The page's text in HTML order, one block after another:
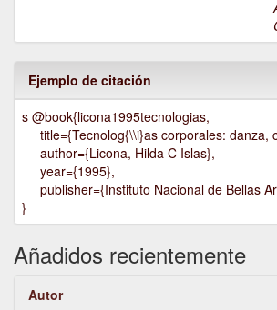
Ejemplo de citación
s @book{licona1995tecnologias,
title={Tecnolog{\\i}as corporales: danza,
author={Licona, Hilda C Islas},
year={1995},
publisher={Instituto Nacional de Bellas
}
Añadidos recientemente
Autor